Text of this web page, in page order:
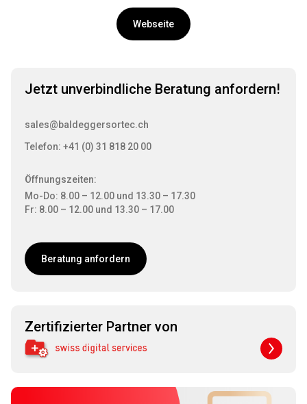
Webseite
Jetzt unverbindliche Beratung anfordern!
sales@baldeggersortec.ch
Telefon: +41 (0) 31 818 20 00
Öffnungszeiten:
Mo-Do: 8.00 – 12.00 und 13.30 – 17.30
Fr: 8.00 – 12.00 und 13.30 – 17.00
Beratung anfordern
Zertifizierter Partner von